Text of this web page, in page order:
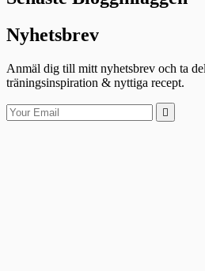
Nyhetsbrev
Anmäl dig till mitt nyhetsbrev och ta
träningsinspiration & nyttiga recept.